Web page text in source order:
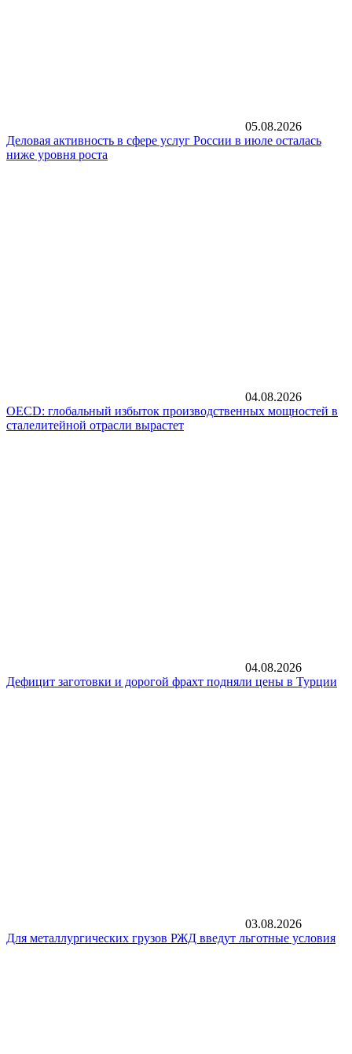
05.08.2026
Деловая активность в сфере услуг России в июле осталась
ниже уровня роста
04.08.2026
OECD: глобальный избыток производственных мощностей в
сталелитейной отрасли вырастет
04.08.2026
Дефицит заготовки и дорогой фрахт подняли цены в Турции
03.08.2026
Для металлургических грузов РЖД введут льготные условия